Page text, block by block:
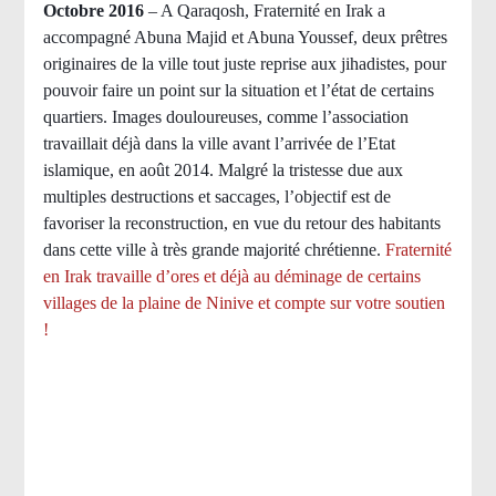
Octobre 2016 – A Qaraqosh, Fraternité en Irak a
accompagné Abuna Majid et Abuna Youssef, deux prêtres
originaires de la ville tout juste reprise aux jihadistes, pour
pouvoir faire un point sur la situation et l’état de certains
quartiers. Images douloureuses, comme l’association
travaillait déjà dans la ville avant l’arrivée de l’Etat
islamique, en août 2014. Malgré la tristesse due aux
multiples destructions et saccages, l’objectif est de
favoriser la reconstruction, en vue du retour des habitants
dans cette ville à très grande majorité chrétienne. Fraternité
en Irak travaille d’ores et déjà au déminage de certains
villages de la plaine de Ninive et compte sur votre soutien
!